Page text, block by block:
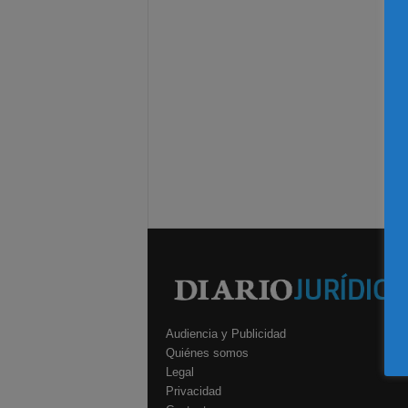
Audiencia y Publicidad
Quiénes somos
Legal
Privacidad